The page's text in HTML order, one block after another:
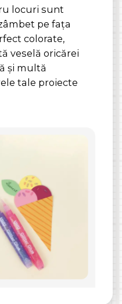
locuri sunt
pe fața
colorate,
veselă oricărei
și multă
tale proiecte